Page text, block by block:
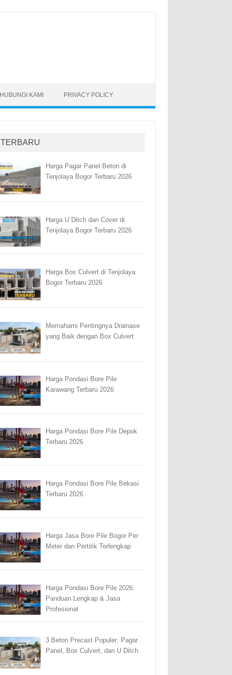
HUBUNGI KAMI PRIVACY POLICY
TERBARU
Harga Pagar Panel Beton di
Tenjolaya Bogor Terbaru 2026
Harga U Ditch dan Cover di
Tenjolaya Bogor Terbaru 2026
Harga Box Culvert di Tenjolaya
Bogor Terbaru 2026
Memahami Pentingnya Drainase
yang Baik dengan Box Culvert
Harga Pondasi Bore Pile
Karawang Terbaru 2026
Harga Pondasi Bore Pile Depok
Terbaru 2026
Harga Pondasi Bore Pile Bekasi
Terbaru 2026
Harga Jasa Bore Pile Bogor Per
Meter dan Pertitik Terlengkap
Harga Pondasi Bore Pile 2026:
Panduan Lengkap & Jasa
Profesional
3 Beton Precast Populer: Pagar
Panel, Box Culvert, dan U Ditch